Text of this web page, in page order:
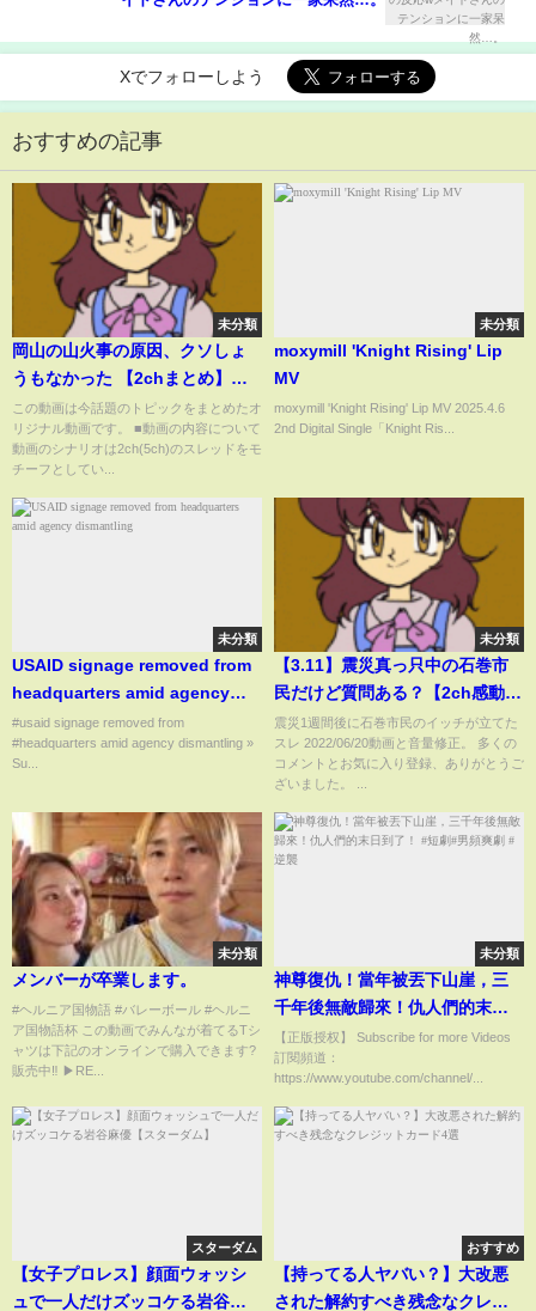
Xでフォローしよう
おすすめの記事
未分類
岡山の山火事の原因、クソしょ
うもなかった 【2chまとめ】
【2chスレ】【5chスレ】
この動画は今話題のトピックをまとめたオ
リジナル動画です。 ■動画の内容について
動画のシナリオは2ch(5ch)のスレッドをモ
チーフとしてい...
未分類
moxymill 'Knight Rising' Lip
MV
moxymill 'Knight Rising' Lip MV 2025.4.6
2nd Digital Single「Knight Ris...
未分類
USAID signage removed from
headquarters amid agency
dismantling
#usaid signage removed from
#headquarters amid agency dismantling »
Su...
未分類
【3.11】震災真っ只中の石巻市
民だけど質問ある？【2ch感動ス
レ】【津波】
震災1週間後に石巻市民のイッチが立てた
スレ 2022/06/20動画と音量修正。 多くの
コメントとお気に入り登録、ありがとうご
ざいました。 ...
未分類
メンバーが卒業します。
#ヘルニア国物語 #バレーボール #ヘルニ
ア国物語杯 この動画でみんなが着てるTシ
ャツは下記のオンラインで購入できます?
販売中‼️ ▶︎RE...
未分類
神尊復仇！當年被丟下山崖，三
千年後無敵歸來！仇人們的末日
到了！ #短劇#男頻爽劇 #逆襲
【正版授权】 Subscribe for more Videos
訂閱頻道：
https://www.youtube.com/channel/...
スターダム
【女子プロレス】顔面ウォッシ
ュで一人だけズッコケる岩谷麻
おすすめ
【持ってる人ヤバい？】大改悪
された解約すべき残念なクレジ